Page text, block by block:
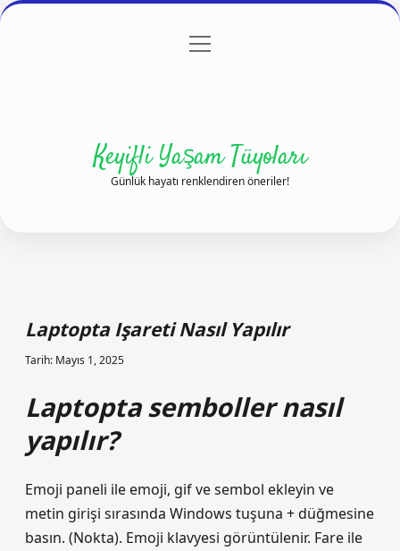
Gizlilik Politikası
menüyü
Keyifli Yaşam Tüyoları
Günlük hayatı renklendiren öneriler!
Laptopta Işareti Nasıl Yapılır
Tarih: Mayıs 1, 2025
Laptopta semboller nasıl
yapılır?
Emoji paneli ile emoji, gif ve sembol ekleyin ve
metin girişi sırasında Windows tuşuna + düğmesine
basın. (Nokta). Emoji klavyesi görüntülenir. Fare ile